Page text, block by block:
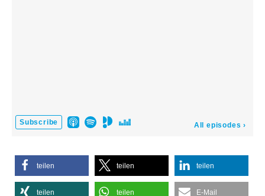
teilen teilen teilen
teilen teilen E-Mail